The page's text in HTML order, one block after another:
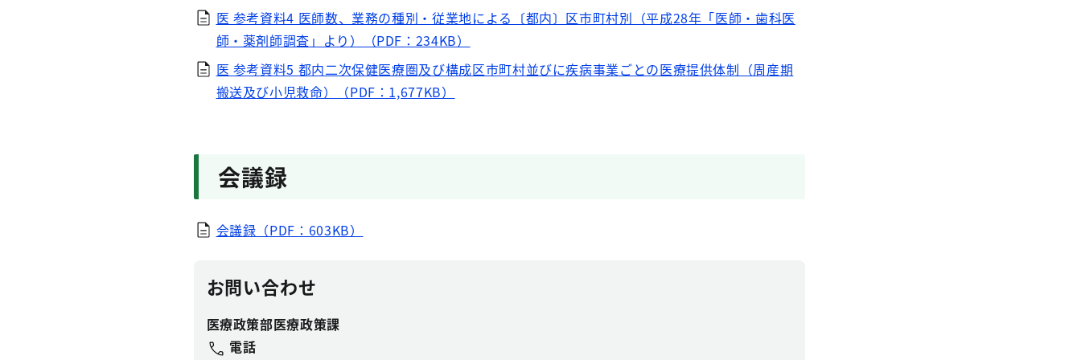
医 参考資料4 医師数、業務の種別・従業地による〔都内〕区市町村別（平成28年「医師・歯科医
師・薬剤師調査」より）（PDF：234KB）
医 参考資料5 都内二次保健医療圏及び構成区市町村並びに疾病事業ごとの医療提供体制（周産期
搬送及び小児救命）（PDF：1,677KB）
会議録
会議録（PDF：603KB）
お問い合わせ
医療政策部医療政策課
電話